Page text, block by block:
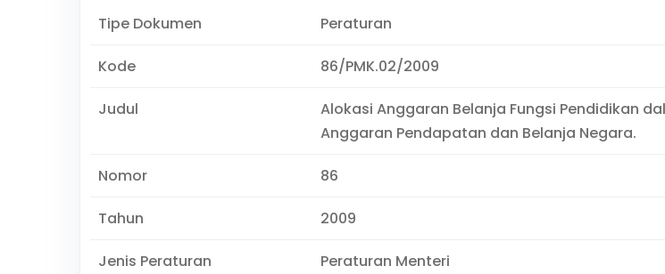
Tipe Dokumen Peraturan
Kode 86/PMK.02/2009
Judul
Alokasi Anggaran Belanja Fungsi Pendidikan
Anggaran Pendapatan dan Belanja Negara.
Nomor 86
Tahun 2009
Jenis Peraturan Peraturan Menteri